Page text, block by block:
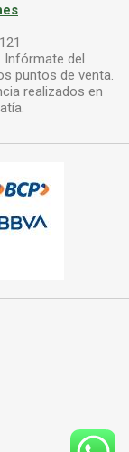
Infórmate del
puntos de venta.
realizados en